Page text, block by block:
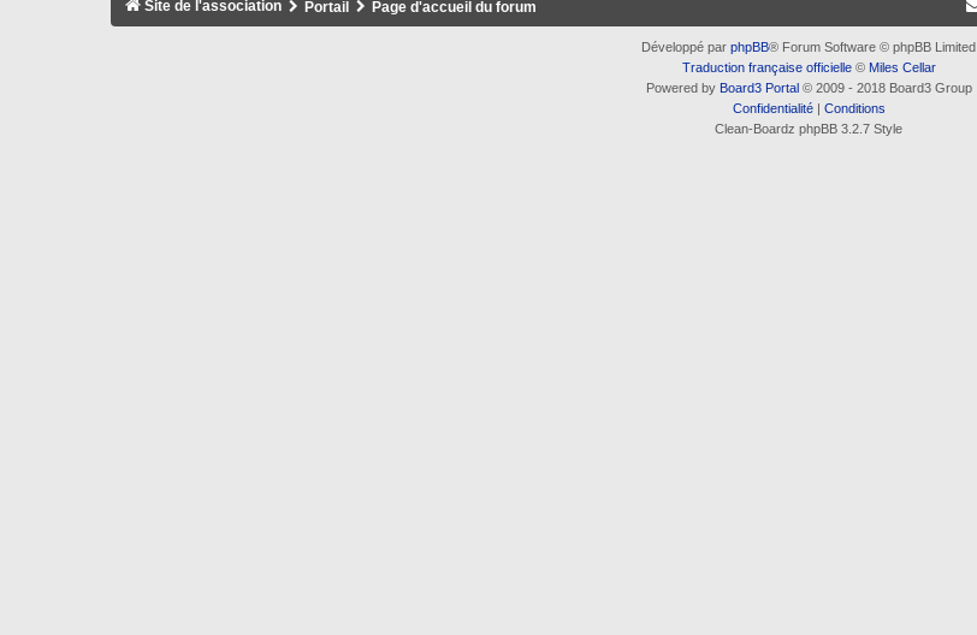
Site de l'association Portail Page d'accueil du forum
Développé par phpBB® Forum Software © phpBB Limited
Traduction française officielle© Miles Cellar
Powered by Board3 Portal© 2009 - 2018 Board3 Group
Confidentialité| Conditions
Clean-Boardz phpBB 3.2.7 Style